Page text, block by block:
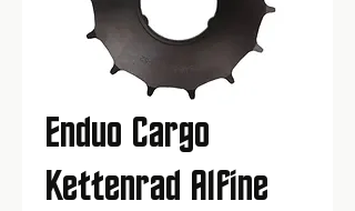
Enduo Cargo
Kettenrad Alfine